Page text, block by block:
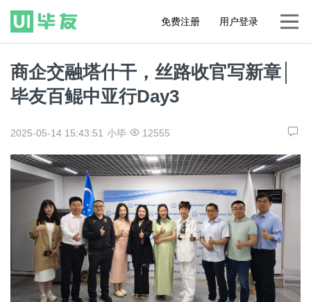
免费注册 用户登录
商企交融塔什干，丝路收官写新章│
毕友百鲲中亚行Day3
2025-05-14 15:43:51 小毕 12555